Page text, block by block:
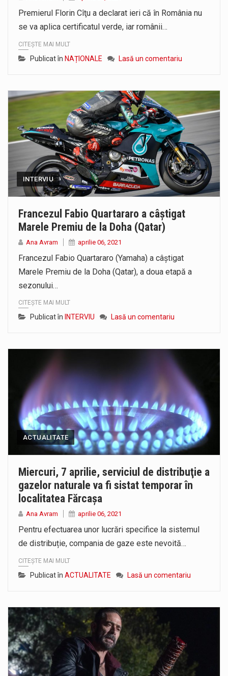
Premierul Florin Cîţu a declarat ieri că în România nu
se va aplica certificatul verde, iar românii…
CITEȘTE MAI MULT
Publicat în NAȚIONALE Lasă un comentariu
INTERVIU
Francezul Fabio Quartararo a câştigat
Marele Premiu de la Doha (Qatar)
Ana Avram aprilie 06, 2021
Francezul Fabio Quartararo (Yamaha) a câştigat
Marele Premiu de la Doha (Qatar), a doua etapă a
sezonului…
CITEȘTE MAI MULT
Publicat în INTERVIU Lasă un comentariu
ACTUALITATE
Miercuri, 7 aprilie, serviciul de distribuţie a
gazelor naturale va fi sistat temporar în
localitatea Fărcașa
Ana Avram aprilie 06, 2021
Pentru efectuarea unor lucrări specifice la sistemul
de distribuție, compania de gaze este nevoită…
CITEȘTE MAI MULT
Publicat în ACTUALITATE Lasă un comentariu